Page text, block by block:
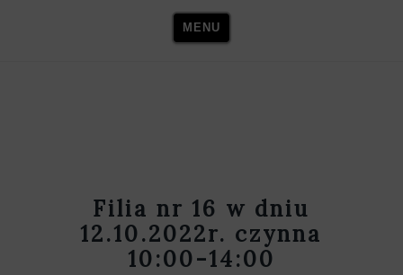
MENU
Filia nr 16 w dniu
12.10.2022r. czynna
10:00-14:00